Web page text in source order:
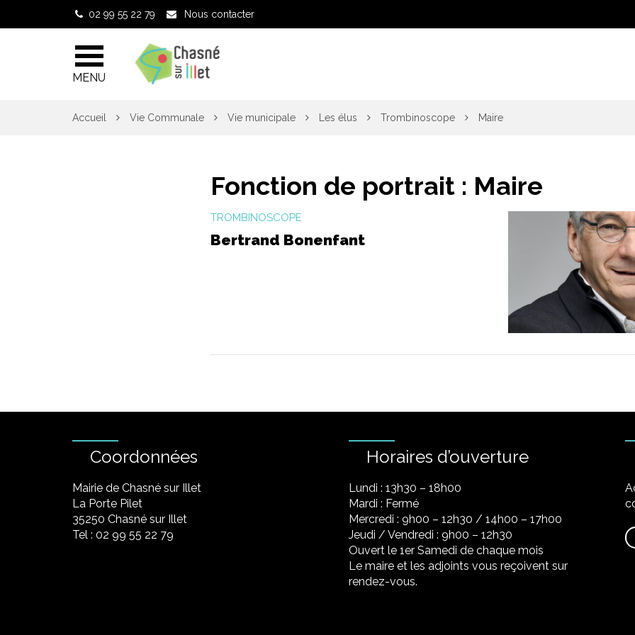
02 99 55 22 79 Nous contacter
MENU
Accueil Vie Communale Vie municipale Les élus Trombinoscope Maire
Fonction de portrait : Maire
TROMBINOSCOPE
Bertrand Bonenfant
Coordonnées
Mairie de Chasné sur Illet
La Porte Pilet
35250 Chasné sur Illet
Tel : 02 99 55 22 79
Horaires d’ouverture
Lundi : 13h30 – 18h00
Mardi : Fermé
Mercredi : 9h00 – 12h30 / 14h00 – 17h00
Jeudi / Vendredi : 9h00 – 12h30
Ouvert le 1er Samedi de chaque mois
Le maire et les adjoints vous reçoivent sur
rendez-vous.